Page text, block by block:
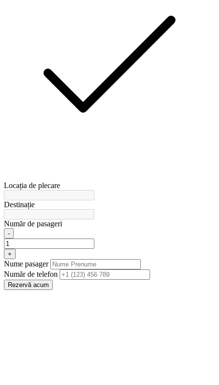
Locația de plecare
Destinație
Număr de pasageri
-
+
Nume pasager
Număr de telefon
Rezervă acum